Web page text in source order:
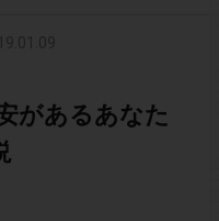
があるあなた